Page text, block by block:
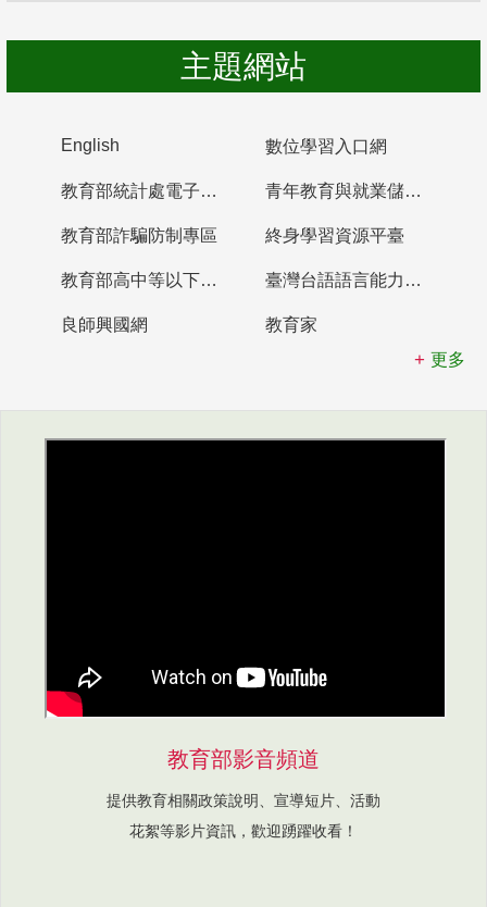
主題網站
English 數位學習入口網
教育部統計處電子書櫃 青年教育與就業儲蓄帳戶
教育部詐騙防制專區 終身學習資源平臺
教育部高中等以下學校及幼兒園教師資格檢定考試 臺灣台語語言能力認證網站
良師興國網
教育家
更多
教育部影音頻道
提供教育相關政策說明、宣導短片、活動
花絮等影片資訊，歡迎踴躍收看！